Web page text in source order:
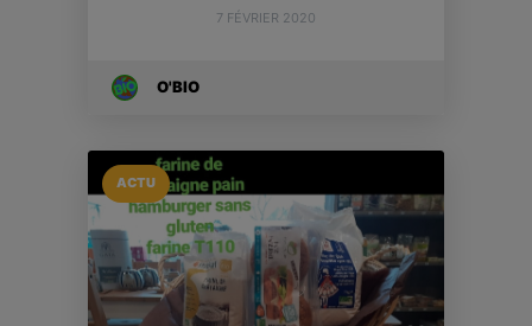
7 FÉVRIER 2020
O'BIO
ACTU